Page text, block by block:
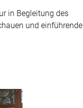
in Begleitung des
und einführende